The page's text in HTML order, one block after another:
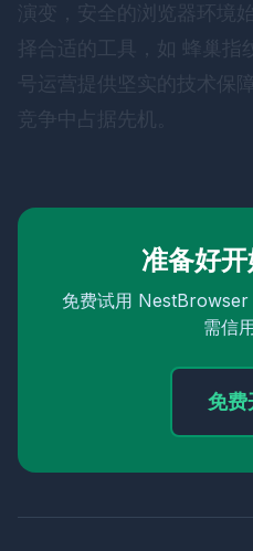
演变，安全的浏览器环境
择合适的工具，如 蜂巢指
号运营提供坚实的技术保
竞争中占据先机。
准备好开
免费试用
需信
免费